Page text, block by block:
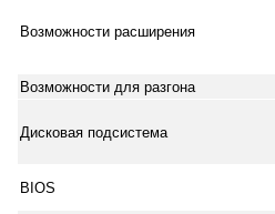
Возможности расширения
Возможности для разгона
Дисковая подсистема
BIOS